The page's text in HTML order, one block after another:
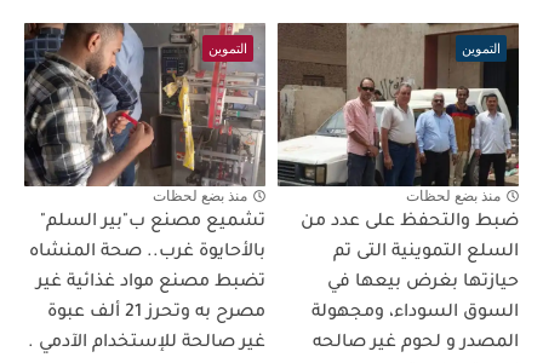
التموين
منذ بضع لحظات
ضبط والتحفظ على عدد من
السلع التموينية التى تم
حيازتها بغرض بيعها في
السوق السوداء، ومجهولة
المصدر و لحوم غير صالحه
التموين
منذ بضع لحظات
تشميع مصنع ب"بير السلم"
بالأحايوة غرب.. صحة المنشاه
تضبط مصنع مواد غذائية غير
مصرح به وتحرز 21 ألف عبوة
غير صالحة للإستخدام الآدمي .